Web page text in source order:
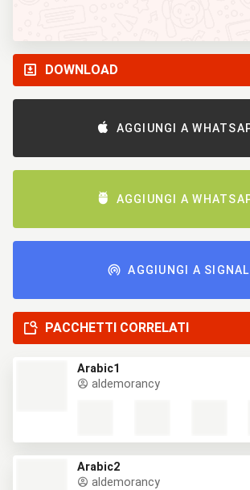
DOWNLOAD
AGGIUNGI A
AGGIUNGI A
AGGIUNGI A SIGNAL
PACCHETTI CORRELATI
Arabic1
aldemorancy
Arabic2
aldemorancy